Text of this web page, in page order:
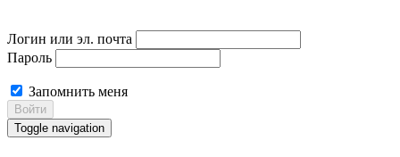
Логин или эл. почта
Пароль
Запомнить меня
Войти
Toggle navigation